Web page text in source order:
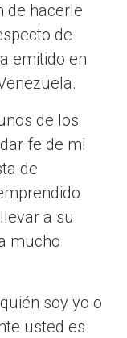
de hacerle
de
emitido en
de los
fe de mi
de
a su
mucho
soy yo o
usted es